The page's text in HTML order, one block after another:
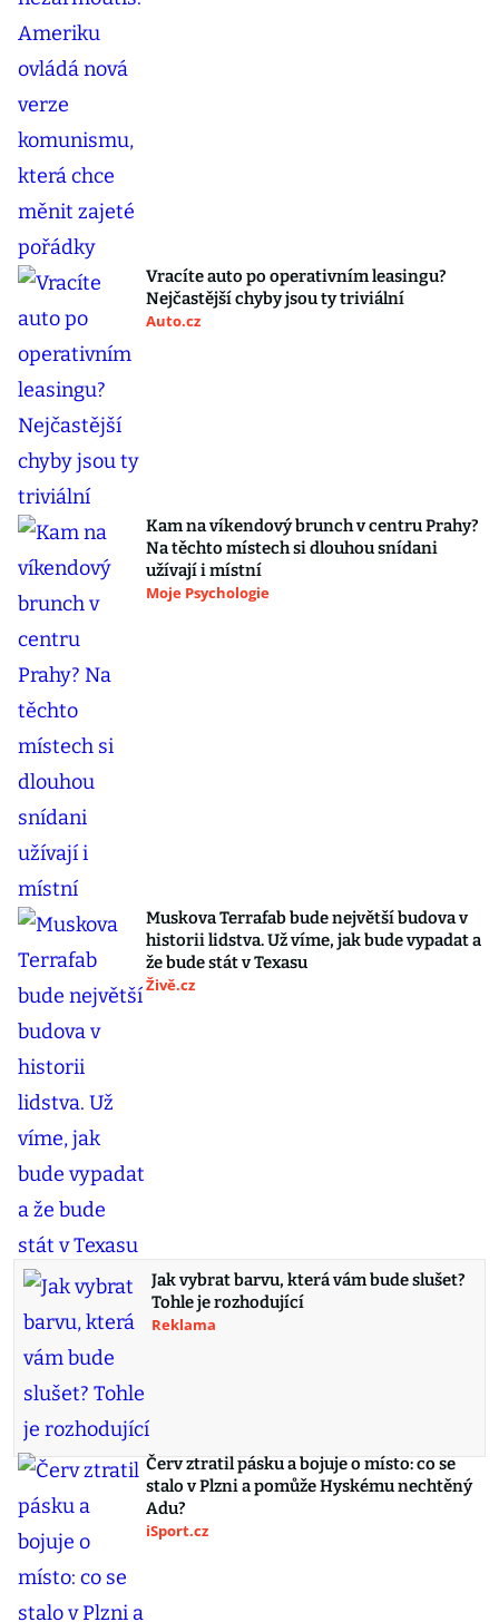
Vracíte auto po operativním leasingu?
Nejčastější chyby jsou ty triviální
Auto.cz
Kam na víkendový brunch v centru Prahy?
Na těchto místech si dlouhou snídani
užívají i místní
Moje Psychologie
Muskova Terrafab bude největší budova v
historii lidstva. Už víme, jak bude vypadat a
že bude stát v Texasu
Živě.cz
Jak vybrat barvu, která vám bude slušet?
Tohle je rozhodující
Reklama
Červ ztratil pásku a bojuje o místo: co se
stalo v Plzni a pomůže Hyskému nechtěný
Adu?
iSport.cz